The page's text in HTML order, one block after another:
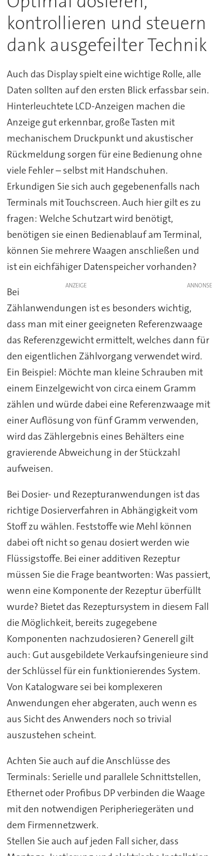
kontrollieren und steuern
dank ausgefeilter Technik
Auch das Display spielt eine wichtige Rolle, alle
Daten sollten auf den ersten Blick erfassbar sein.
Hinterleuchtete LCD-Anzeigen machen die
Anzeige gut erkennbar, große Tasten mit
mechanischem Druckpunkt und akustischer
Rückmeldung sorgen für eine Bedienung ohne
viele Fehler – selbst mit Handschuhen.
Erkundigen Sie sich auch gegebenenfalls nach
Terminals mit Touchscreen. Auch hier gilt es zu
fragen: Welche Schutzart wird benötigt,
benötigen sie einen Bedienablauf am Terminal,
können Sie mehrere Waagen anschließen und
ist ein eichfähiger Datenspeicher vorhanden?
ANZEIGE
Bei
Zählanwendungen ist es besonders wichtig,
dass man mit einer geeigneten Referenzwaage
das Referenzgewicht ermittelt, welches dann für
den eigentlichen Zählvorgang verwendet wird.
Ein Beispiel: Möchte man kleine Schrauben mit
einem Einzelgewicht von circa einem Gramm
zählen und würde dabei eine Referenzwaage mit
einer Auflösung von fünf Gramm verwenden,
wird das Zählergebnis eines Behälters eine
gravierende Abweichung in der Stückzahl
aufweisen.
Bei Dosier- und Rezepturanwendungen ist das
richtige Dosierverfahren in Abhängigkeit vom
Stoff zu wählen. Feststoffe wie Mehl können
dabei oft nicht so genau dosiert werden wie
Flüssigstoffe. Bei einer additiven Rezeptur
müssen Sie die Frage beantworten: Was passiert,
wenn eine Komponente der Rezeptur überfüllt
wurde? Bietet das Rezeptursystem in diesem Fall
die Möglichkeit, bereits zugegebene
Komponenten nachzudosieren? Generell gilt
auch: Gut ausgebildete Verkaufsingenieure sind
der Schlüssel für ein funktionierendes System.
Von Katalogware sei bei komplexeren
Anwendungen eher abgeraten, auch wenn es
aus Sicht des Anwenders noch so trivial
auszustehen scheint.
Achten Sie auch auf die Anschlüsse des
Terminals: Serielle und parallele Schnittstellen,
Ethernet oder Profibus DP verbinden die Waage
mit den notwendigen Peripheriegeräten und
dem Firmennetzwerk.
Stellen Sie auch auf jeden Fall sicher, dass